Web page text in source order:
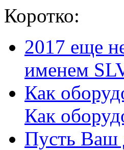
Коротко:
2017 еще
именем
Как
Как
Пусть